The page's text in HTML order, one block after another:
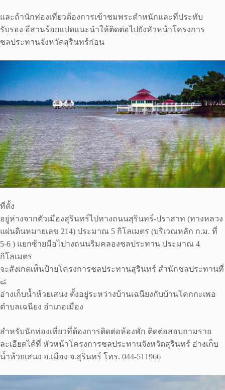
และถ้านักท่องเที่ยวต้องการเข้าชมพระตำหนักและที่ประทับ
รับรอง อีสานร้อยแปดแนะนำให้ติดต่อไปยังหัวหน้าโครงการ
ชลประทานจังหวัดสุรินทร์ก่อน
ที่ตั้ง
อยู่ห่างจากตัวเมืองสุรินทร์ไปทางถนนสุรินทร์-ปราสาท (ทางหลวง
แผ่นดินหมายเลข 214) ประมาณ 5 กิโลเมตร (บริเวณหลัก ก.ม. ที่
5-6 ) แยกซ้ายมือไปางถนนริมคลองชลประทาน ประมาณ 4
กิโลเมตร
จะสังเกตเห็นป้ายโครงการชลประทานสุรินทร์ สำนักชลประทานที่
๘
อ่างเก็บน้ำห้วยเสนง ตั้งอยู่ระหว่างบ้านเฉนียงกับบ้านโคกกะเพอ
ตำบลเฉนียง อำเภอเมือง
สำหรับนักท่องเที่ยวที่ต้องการติดต่อห้องพัก ติดต่อสอบถามราย
ละเอียดได้ที่ หัวหน้าโครงการชลประทานจังหวัดสุรินทร์ อ่างเก็บ
น้ำห้วยเสนง อ.เมือง จ.สุรินทร์ โทร. 044-511966